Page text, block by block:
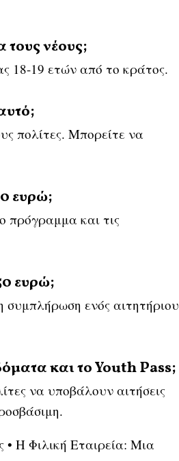
τους νέους;
18-19 ετών από το κράτος.
πολίτες. Μπορείτε να
ευρώ;
πρόγραμμα και τις
ευρώ;
συμπλήρωση ενός αιτητήριου
και το Youth Pass;
να υποβάλουν αιτήσεις
• Η Φιλική Εταιρεία: Μια